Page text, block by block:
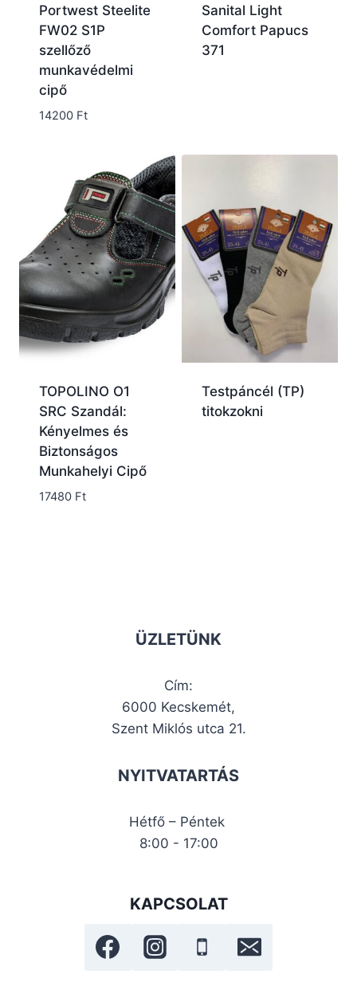
Portwest Steelite
FW02 S1P
szellőző
munkavédelmi
cipő
14200 Ft
Sanital Light
Comfort Papucs
371
TOPOLINO O1
SRC Szandál:
Kényelmes és
Biztonságos
Munkahelyi Cipő
17480 Ft
Testpáncél (TP)
titokzokni
ÜZLETÜNK
Cím:
6000 Kecskemét,
Szent Miklós utca 21.
NYITVATARTÁS
Hétfő – Péntek
8:00 - 17:00
KAPCSOLAT